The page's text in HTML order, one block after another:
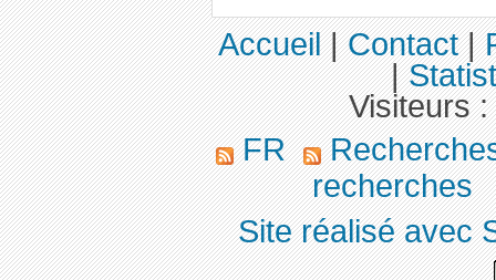
Accueil|Contact|
|
Visiteurs :
FR
recherches
Site réalisé avec